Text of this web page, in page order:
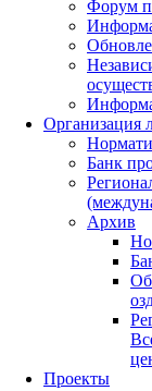
Форум
Организация
Банк
Архив
Проекты